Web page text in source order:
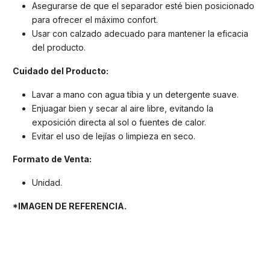
Asegurarse de que el separador esté bien posicionado
para ofrecer el máximo confort.
Usar con calzado adecuado para mantener la eficacia
del producto.
Cuidado del Producto:
Lavar a mano con agua tibia y un detergente suave.
Enjuagar bien y secar al aire libre, evitando la
exposición directa al sol o fuentes de calor.
Evitar el uso de lejías o limpieza en seco.
Formato de Venta:
Unidad.
*IMAGEN DE REFERENCIA.